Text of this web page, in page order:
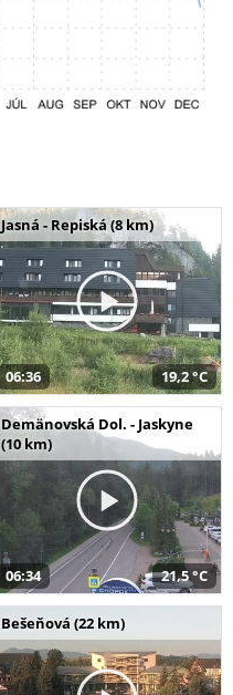
Jasná - Repiská (8 km)
06:36 19,2 °C
Demänovská Dol. - Jaskyne
(10 km)
06:34 21,5 °C
Bešeňová (22 km)